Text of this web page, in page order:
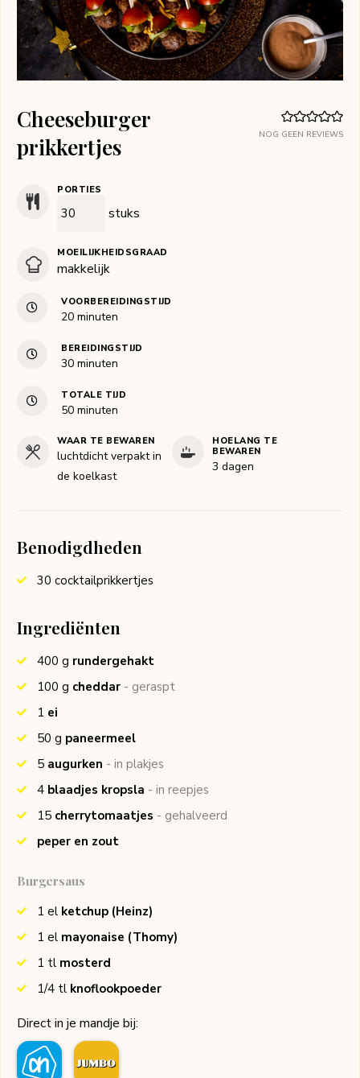
NOG GEEN REVIEWS
Cheeseburger
prikkertjes
PORTIES
stuks
MOEILIJKHEIDSGRAAD
makkelijk
VOORBEREIDINGSTIJD
20minuten
minuten
BEREIDINGSTIJD
30minuten
minuten
TOTALE TIJD
50minuten
minuten
WAAR TE BEWAREN
luchtdicht verpakt in
de koelkast
HOELANG TE
BEWAREN
3 dagen
Benodigdheden
30 cocktailprikkertjes
Ingrediënten
400 g rundergehakt
100 g cheddar - geraspt
1 ei
50 g paneermeel
5 augurken - in plakjes
4 blaadjes kropsla - in reepjes
15 cherrytomaatjes - gehalveerd
peper en zout
Burgersaus
1 el ketchup (Heinz)
1 el mayonaise (Thomy)
1 tl mosterd
1/4 tl knoflookpoeder
Direct in je mandje bij: